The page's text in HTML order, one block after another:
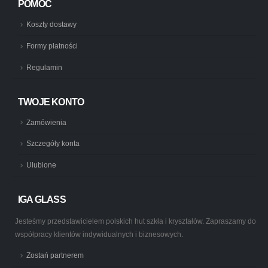
POMOC
Koszty dostawy
Formy płatności
Regulamin
TWOJE KONTO
Zamówienia
Szczegóły konta
Ulubione
IGA GLASS
Jesteśmy przedstawicielem polskich hut szkła i kryształów. Zapraszamy do
współpracy klientów indywidualnych i biznesowych.
Zostań partnerem